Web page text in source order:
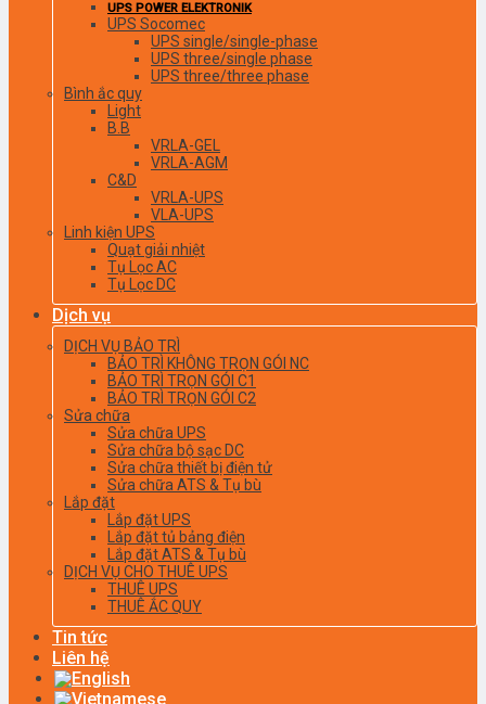
UPS POWER ELEKTRONIK
UPS Socomec
UPS single/single-phase
UPS three/single phase
UPS three/three phase
Bình ắc quy
Light
B.B
VRLA-GEL
VRLA-AGM
C&D
VRLA-UPS
VLA-UPS
Linh kiện UPS
Quạt giải nhiệt
Tụ Lọc AC
Tụ Lọc DC
Dịch vụ
DỊCH VỤ BẢO TRÌ
BẢO TRÌ KHÔNG TRỌN GÓI NC
BẢO TRÌ TRỌN GÓI C1
BẢO TRÌ TRỌN GÓI C2
Sửa chữa
Sửa chữa UPS
Sửa chữa bộ sạc DC
Sửa chữa thiết bị điện tử
Sửa chữa ATS & Tụ bù
Lắp đặt
Lắp đặt UPS
Lắp đặt tủ bảng điện
Lắp đặt ATS & Tụ bù
DỊCH VỤ CHO THUÊ UPS
THUÊ UPS
THUÊ ẮC QUY
Tin tức
Liên hệ